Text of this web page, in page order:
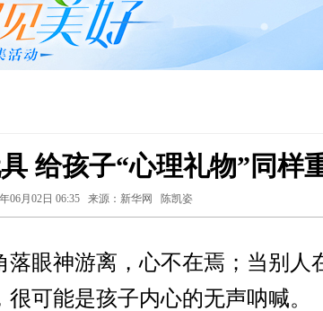
给孩子“心理礼物”同样
06月02日 06:35 来源：新华网 陈凯姿
眼神游离，心不在焉；当别人
可能是孩子内心的无声呐喊。